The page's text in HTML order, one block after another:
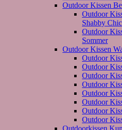
Outdoor Kissen
Outdoor
Shabby Chic
Outdoor
Sommer
Outdoor Kissen
Outdoor
Outdoor
Outdoor
Outdoor
Outdoor
Outdoor
Outdoor
Outdoor
Outdoorkissen